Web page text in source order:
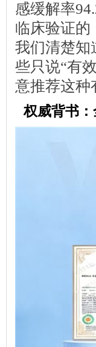
感缓解率
临床验证的
我们清楚知
些只说“有
意推荐这种
权威背书